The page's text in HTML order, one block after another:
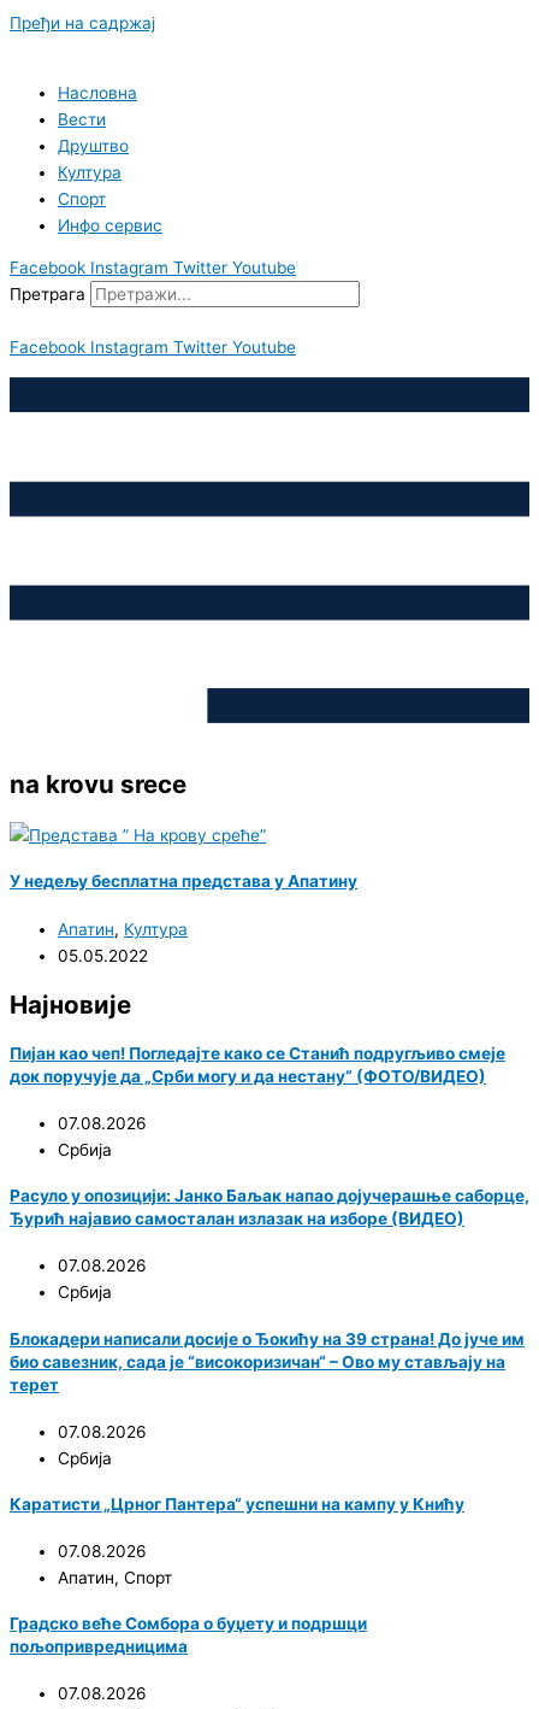
Пређи на садржај
Насловна
Вести
Друштво
Култура
Спорт
Инфо сервис
Facebook Instagram Twitter Youtube
Претрага
Facebook Instagram Twitter Youtube
na krovu srece
У недељу бесплатна представа у Апатину
Апатин, Култура
05.05.2022
Најновије
Пијан као чеп! Погледајте како се Станић подругљиво смеје
док поручује да „Срби могу и да нестану“ (ФОТО/ВИДЕО)
07.08.2026
Србија
Расуло у опозицији: Јанко Баљак напао дојучерашње саборце,
Ђурић најавио самосталан излазак на изборе (ВИДЕО)
07.08.2026
Србија
Блокадери написали досије о Ђокићу на 39 страна! До јуче им
био савезник, сада је “високоризичан“ – Ово му стављају на
терет
07.08.2026
Србија
Каратисти „Црног Пантера“ успешни на кампу у Книћу
07.08.2026
Апатин, Спорт
Градско веће Сомбора о буџету и подршци
пољопривредницима
07.08.2026